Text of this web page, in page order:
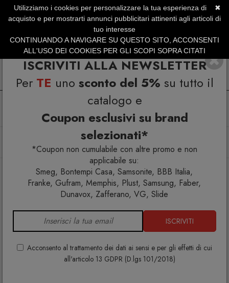
ISCRIVITI ALLA NEWSLETTER
Per TE uno sconto del 5% su tutto il
catalogo e
Coupon esclusivi su brand
selezionati*
*Coupon non cumulabile con altre promo e non
applicabile su:
Smeg, Bontempi Casa, Samsonite, BBB Italia,
Franke, Gufram, Memphis, Plust, Samsung, Faber,
Dunavox, Zafferano, VG, Slide
ISCRIVITI
Acconsento al trattamento dei dati ai sensi e per gli effetti di cui
all'articolo 13 GDPR (D.lgs 101/2018)
SERVIZIO CLIENTI +39.0773.470.562
SUMMER SALES | Fino al 31 Agosto
Arredo esterno
Set tavoli e sedie da giardino
Set tavolo Tevere 210 Extensible con 8 Doga Armchair
✖
Utilizziamo i cookies per personalizzare la tua esperienza di
acquisto e per mostrarti annunci pubblicitari attinenti agli articoli di
tuo interesse
CONTINUANDO A NAVIGARE SU QUESTO SITO, ACCONSENTI
ALL'USO DEI COOKIES PER GLI SCOPI SOPRA CITATI